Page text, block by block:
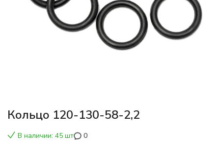
Кольцо 120-130-58-2,2
В наличии: 45 шт 0